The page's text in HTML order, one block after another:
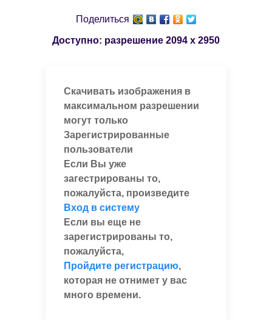
Поделиться
Доступно: разрешение 2094 x 2950
Скачивать изображения в
максимальном разрешении
могут только
Зарегистрированные
пользователи
Если Вы уже
загестрированы то,
пожалуйста, произведите
Вход в систему
Если вы еще не
зарегистрированы то,
пожалуйста,
Пройдите регистрацию,
которая не отнимет у вас
много времени.